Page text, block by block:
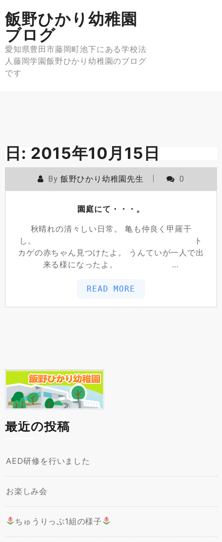
to
content
飯野ひかり幼稚園
ブログ
愛知県豊田市藤岡町池下にある学校法
人藤岡学園飯野ひかり幼稚園のブログ
です
日: 2015年10月15日
By 飯野ひかり幼稚園先生 0
園庭にて・・・。
秋晴れの清々しい日常。 亀も仲良く甲羅干
し。 ト
カゲの赤ちゃん見つけたよ。 うんていが一人で出
来る様になったよ。 …
READ MORE
最近の投稿
AED研修を行いました
お楽しみ会
ちゅうりっぷ1組の様子